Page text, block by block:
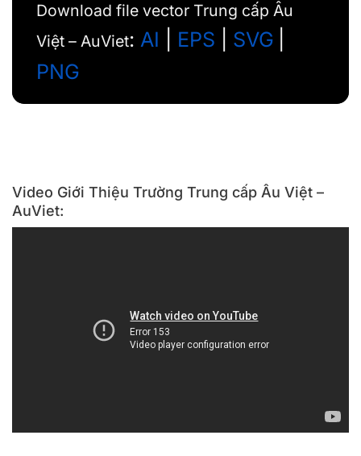
Download file vector Trung cấp Âu
Việt – AuViet: AI EPS SVG
PNG
Video Giới Thiệu Trường Trung cấp Âu Việt –
AuViet: